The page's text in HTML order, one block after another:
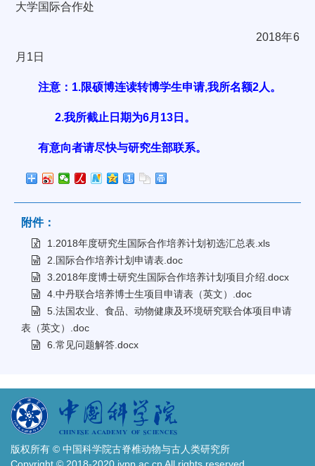
大学国际合作处
2018年6
月1日
注意：1.限硕博连读转博学生申请,我所名额2人。
2.我所截止日期为6月13日。
有意向者请尽快与研究生部联系。
附件：
1.2018年度研究生国际合作培养计划初选汇总表.xls
2.国际合作培养计划申请表.doc
3.2018年度博士研究生国际合作培养计划项目介绍.docx
4.中丹联合培养博士生项目申请表（英文）.doc
5.法国农业、食品、动物健康及环境研究联合体项目申请
表（英文）.doc
6.常见问题解答.docx
版权所有 © 中国科学院古脊椎动物与古人类研究所